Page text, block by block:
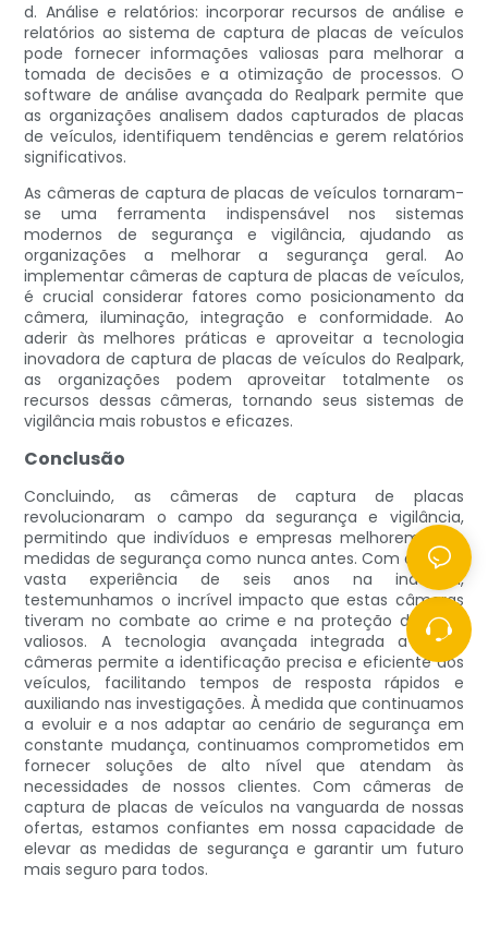
d. Análise e relatórios: incorporar recursos de análise e
relatórios ao sistema de captura de placas de veículos
pode fornecer informações valiosas para melhorar a
tomada de decisões e a otimização de processos. O
software de análise avançada do Realpark permite que
as organizações analisem dados capturados de placas
de veículos, identifiquem tendências e gerem relatórios
significativos.
As câmeras de captura de placas de veículos tornaram-
se uma ferramenta indispensável nos sistemas
modernos de segurança e vigilância, ajudando as
organizações a melhorar a segurança geral. Ao
implementar câmeras de captura de placas de veículos,
é crucial considerar fatores como posicionamento da
câmera, iluminação, integração e conformidade. Ao
aderir às melhores práticas e aproveitar a tecnologia
inovadora de captura de placas de veículos do Realpark,
as organizações podem aproveitar totalmente os
recursos dessas câmeras, tornando seus sistemas de
vigilância mais robustos e eficazes.
Conclusão
Concluindo, as câmeras de captura de placas
revolucionaram o campo da segurança e vigilância,
permitindo que indivíduos e empresas melhorem suas
medidas de segurança como nunca antes. Com a nossa
vasta experiência de seis anos na indústria,
testemunhamos o incrível impacto que estas câmaras
tiveram no combate ao crime e na proteção de bens
valiosos. A tecnologia avançada integrada a essas
câmeras permite a identificação precisa e eficiente dos
veículos, facilitando tempos de resposta rápidos e
auxiliando nas investigações. À medida que continuamos
a evoluir e a nos adaptar ao cenário de segurança em
constante mudança, continuamos comprometidos em
fornecer soluções de alto nível que atendam às
necessidades de nossos clientes. Com câmeras de
captura de placas de veículos na vanguarda de nossas
ofertas, estamos confiantes em nossa capacidade de
elevar as medidas de segurança e garantir um futuro
mais seguro para todos.